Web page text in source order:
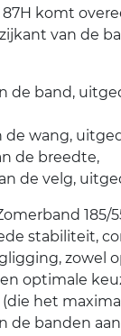
87H komt
van de
de band,
de wang,
de breedte,
de velg,
185/
stabiliteit,
zowel
optimale
het
de banden